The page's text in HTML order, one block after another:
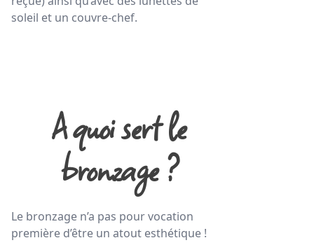
soleil et un couvre-chef.
A quoi sert le
bronzage ?
Le bronzage n’a pas pour vocation
première d’être un atout esthétique !